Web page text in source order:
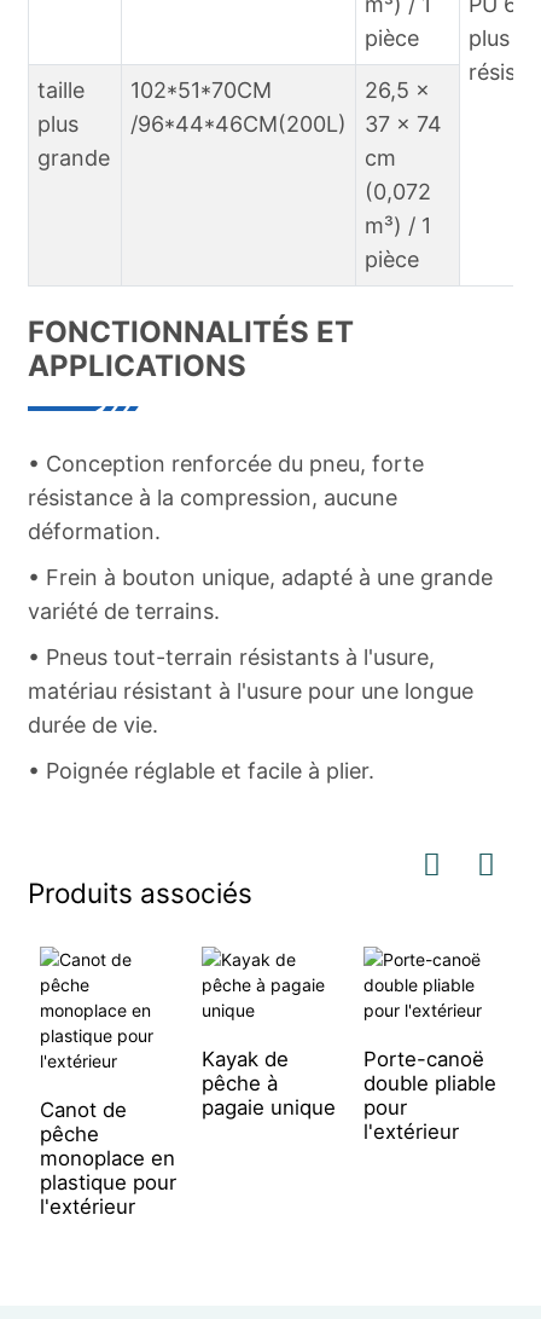
pièce
plus
taille
plus
grande
102*51*70CM
/96*44*46CM(200L)
26,5 x
37 x 74
cm
(0,072
m³) / 1
pièce
FONCTIONNALITÉS ET
APPLICATIONS
• Conception renforcée du pneu, forte
résistance à la compression, aucune
déformation.
• Frein à bouton unique, adapté à une grande
variété de terrains.
• Pneus tout-terrain résistants à l'usure,
matériau résistant à l'usure pour une longue
durée de vie.
• Poignée réglable et facile à plier.
Produits associés
Canot de
pêche
monoplace en
plastique pour
l'extérieur
Kayak de
pêche à
pagaie unique
Porte-canoë
double pliable
pour
l'extérieur